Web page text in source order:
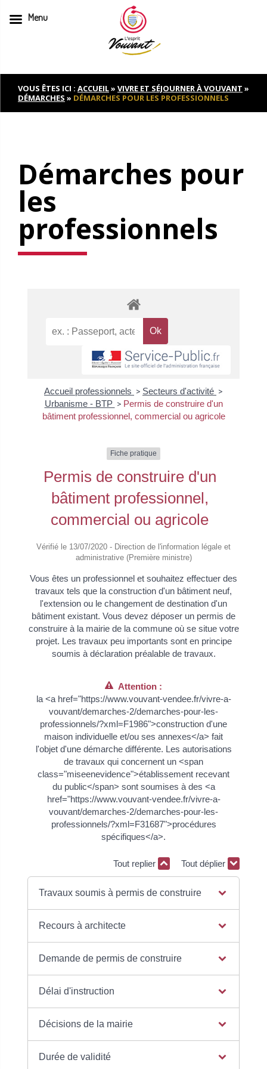
to
contentVOUS ÊTES ICI : ACCUEIL» VIVRE ET SÉJOURNER À VOUVANT »
DÉMARCHES » DÉMARCHES POUR LES PROFESSIONNELS
Démarches pour
les
professionnels
Accueil professionnels > Secteurs d'activité >
Urbanisme - BTP > Permis de construire d'un
bâtiment professionnel, commercial ou agricole
Fiche pratique
Permis de construire d'un
bâtiment professionnel,
commercial ou agricole
Vérifié le 13/07/2020 - Direction de l'information légale et
administrative (Première ministre)
Vous êtes un professionnel et souhaitez effectuer des
travaux tels que la construction d'un bâtiment neuf,
l'extension ou le changement de destination d'un
bâtiment existant. Vous devez déposer un permis de
construire à la mairie de la commune où se situe votre
projet. Les travaux peu importants sont en principe
soumis à déclaration préalable de travaux.
Attention :
la <a href="https://www.vouvant-vendee.fr/vivre-a-
vouvant/demarches-2/demarches-pour-les-
professionnels/?xml=F1986">construction d'une
maison individuelle et/ou ses annexes</a> fait
l'objet d'une démarche différente. Les autorisations
de travaux qui concernent un <span
class="miseenevidence">établissement recevant
du public</span> sont soumises à des <a
href="https://www.vouvant-vendee.fr/vivre-a-
vouvant/demarches-2/demarches-pour-les-
professionnels/?xml=F31687">procédures
spécifiques</a>.
Tout replier Tout déplier
Travaux soumis à permis de construire
Recours à architecte
Demande de permis de construire
Délai d'instruction
Décisions de la mairie
Durée de validité
Menu